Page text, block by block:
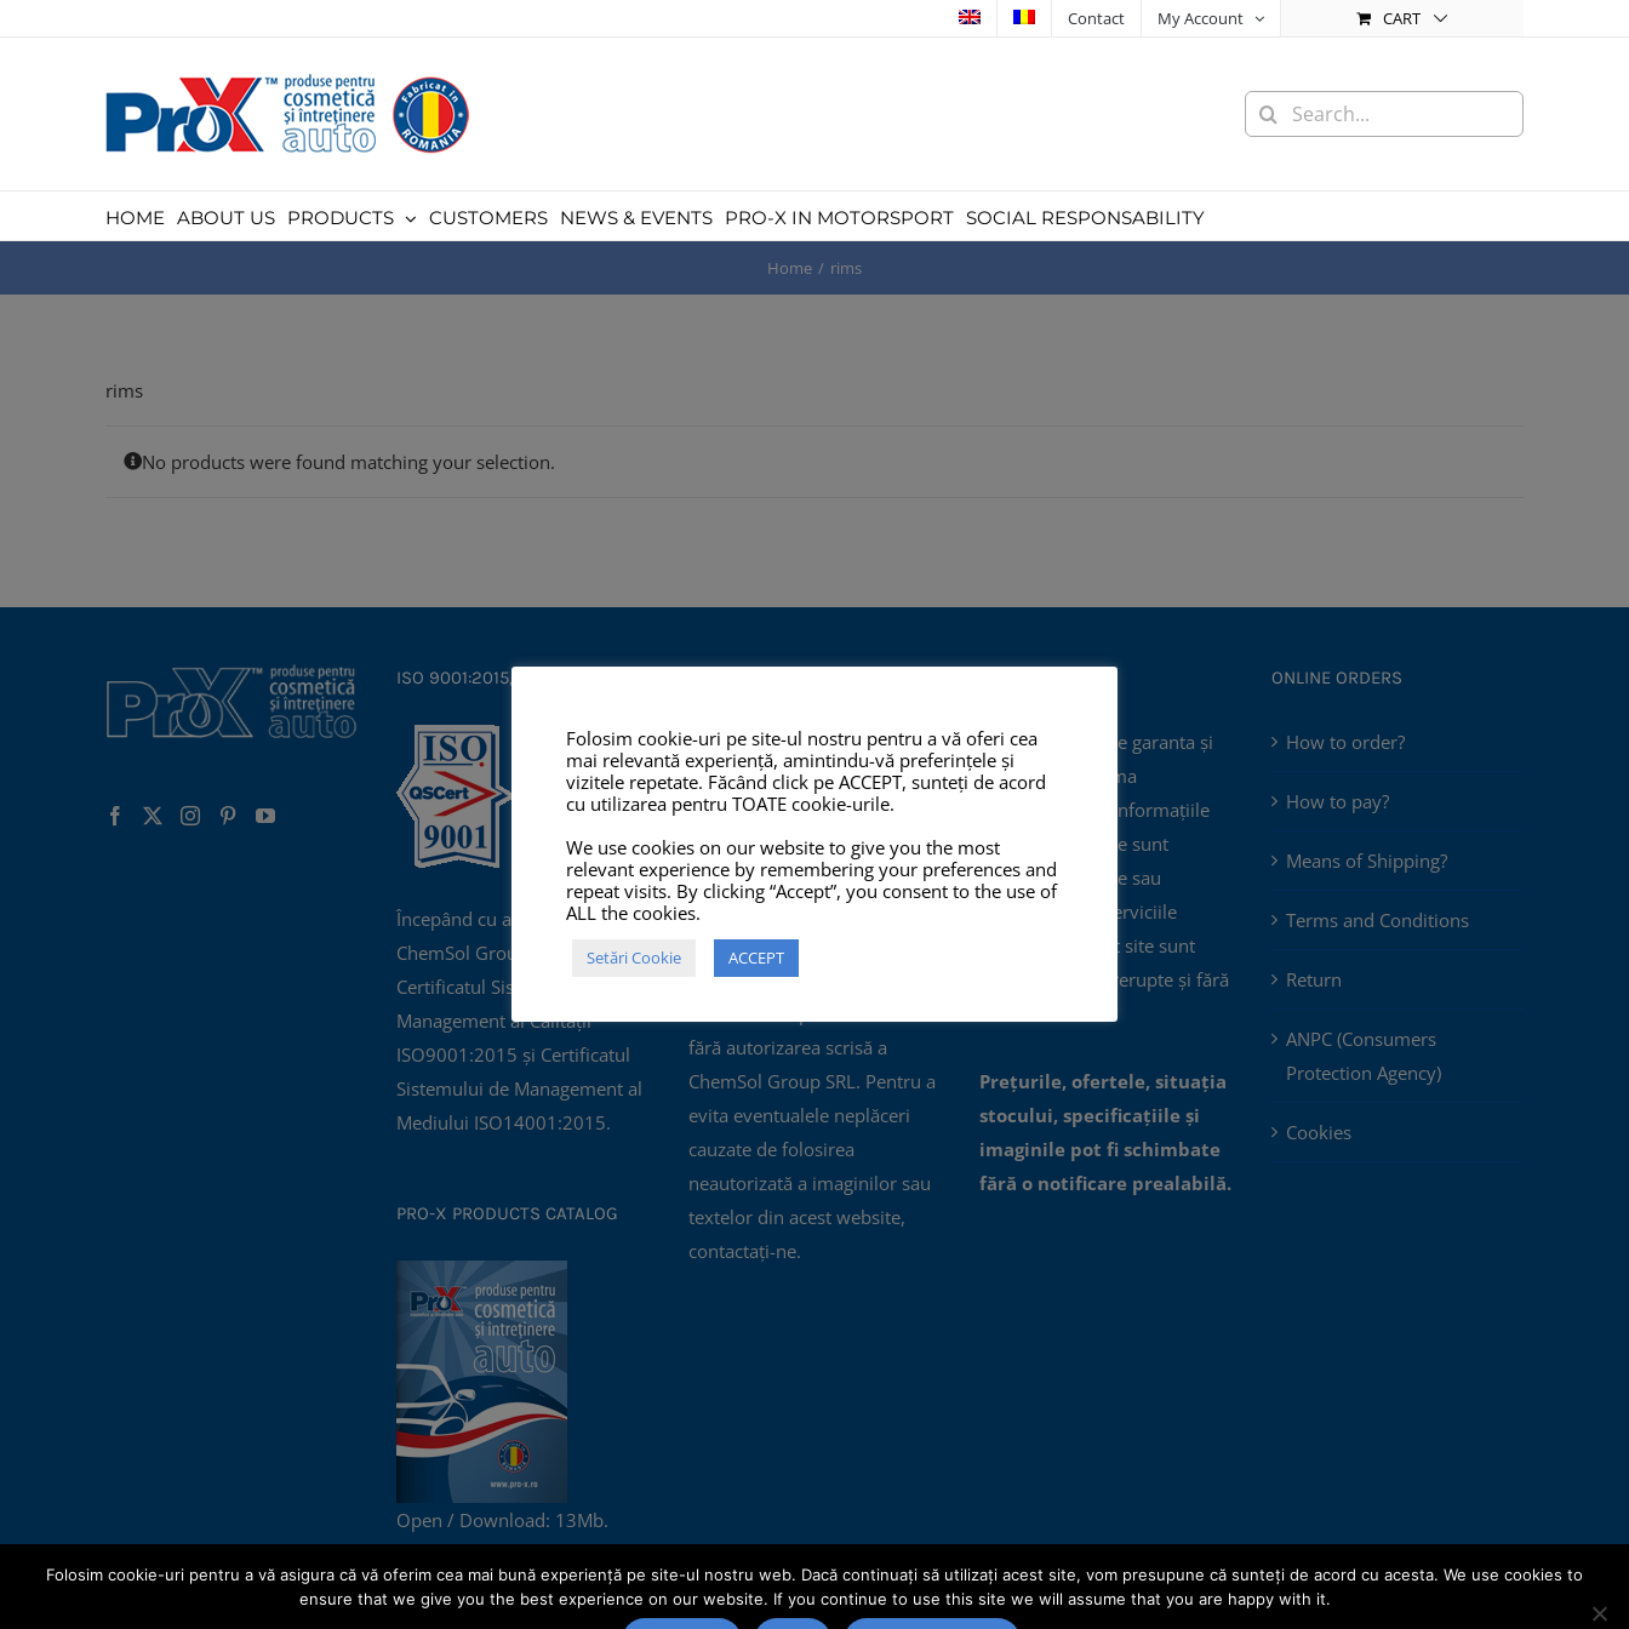
Contact My Account CART
Search
for:
HOME ABOUT US PRODUCTS CUSTOMERS NEWS & EVENTS PRO-X IN MOTORSPORT SOCIAL RESPONSABILITY
Home rims
rims
No products were found matching your selection.
ISO 9001:2015, ISO 14001:2015
Începând cu anul 2012,
ChemSol Group deține
Certificatul Sistemului de
Management al Calității
ISO9001:2015 și Certificatul
Sistemului de Management al
Mediului ISO14001:2015.
PRO-X PRODUCTS CATALOG
Open / Download: 13Mb.
TOATE imaginile și textele din
acest site sunt proprietate
privată și NU este permisă
copierea, multiplicarea sau
folosirea în scopuri
comerciale, NU este permisă
modificarea, distorsionarea
sau editarea lor pentru
fără autorizarea scrisă a
ChemSol Group SRL. Pentru a
evita eventualele neplăceri
cauzate de folosirea
neautorizată a imaginilor sau
textelor din acest website,
contactați-ne.
Pro-X.ro nu poate garanta și
nu își poate asuma
răspunderea că informațiile
prezentate pe site sunt
corecte, complete sau
actualizate, iar serviciile
oferite prin acest site sunt
accesibile, neîntrerupte și fără
Prețurile, ofertele, situația
stocului, specificațiile și
imaginile pot fi schimbate
fără o notificare prealabilă.
ONLINE ORDERS
How to order?
How to pay?
Means of Shipping?
Terms and Conditions
Return
ANPC (Consumers
Protection Agency)
Cookies
Folosim cookie-uri pe site-ul nostru pentru a vă oferi cea
mai relevantă experiență, amintindu-vă preferințele și
vizitele repetate. Făcând click pe ACCEPT, sunteți de acord
cu utilizarea pentru TOATE cookie-urile.
We use cookies on our website to give you the most
relevant experience by remembering your preferences and
repeat visits. By clicking “Accept”, you consent to the use of
ALL the cookies.
Setări Cookie ACCEPT
Folosim cookie-uri pentru a vă asigura că vă oferim cea mai bună experiență pe site-ul nostru web. Dacă continuați să utilizați acest site, vom presupune că sunteți de acord cu acesta. We use cookies to
ensure that we give you the best experience on our website. If you continue to use this site we will assume that you are happy with it.